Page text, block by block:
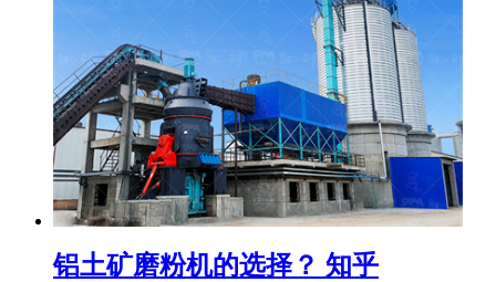
铝土矿磨粉机的选择？ 知乎